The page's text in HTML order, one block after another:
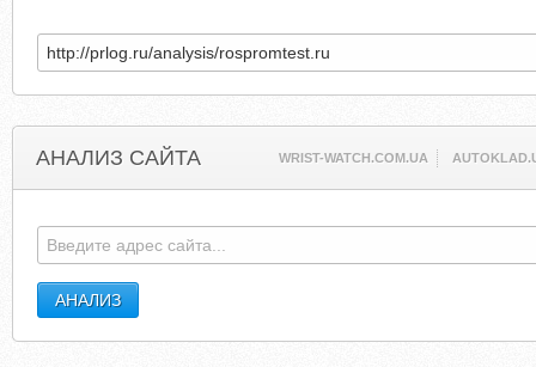
АНАЛИЗ САЙТА WRIST-WATCH.COM.UA